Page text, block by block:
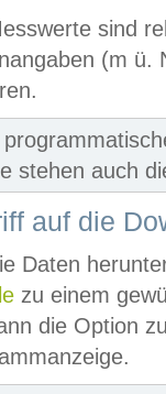
sind
(m ü.
stehen auch
auf die
Daten
zu einem
die Option